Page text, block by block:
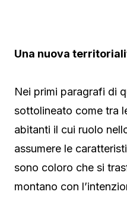
Una nuova
Nei primi paragrafi di
sottolineato come tra
abitanti il cui ruolo
assumere le
sono coloro che si
montano con